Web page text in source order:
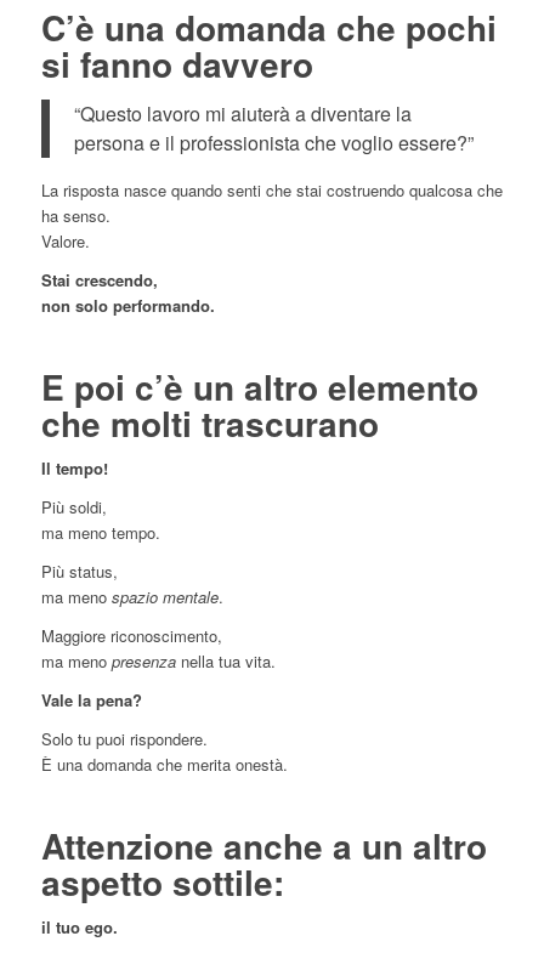
C’è una domanda che pochi
si fanno davvero
“Questo lavoro mi aiuterà a diventare la
persona e il professionista che voglio essere?”
La risposta nasce quando senti che stai costruendo qualcosa che
ha senso.
Valore.
Stai crescendo,
non solo performando.
E poi c’è un altro elemento
che molti trascurano
Il tempo!
Più soldi,
ma meno tempo.
Più status,
ma meno spazio mentale.
Maggiore riconoscimento,
ma meno presenzanella tua vita.
Vale la pena?
Solo tu puoi rispondere.
È una domanda che merita onestà.
Attenzione anche a un altro
aspetto sottile:
il tuo ego.